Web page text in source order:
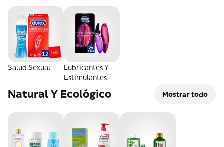
Salud Sexual
Lubricantes Y
Estimulantes
Natural Y Ecológico Mostrar todo